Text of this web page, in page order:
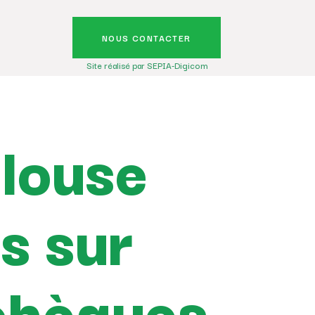
NOUS CONTACTER
Site réalisé par SEPIA-Digicom
sur